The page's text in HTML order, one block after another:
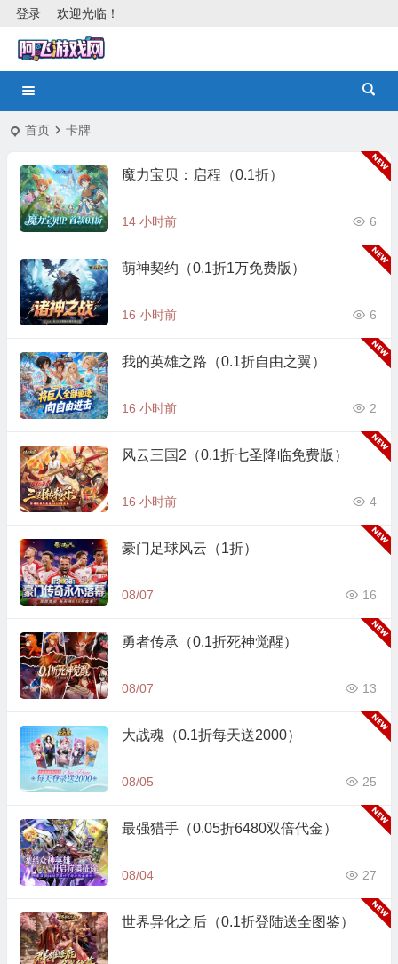
欢迎光临！
登录
首页 卡牌
魔力宝贝：启程（0.1折）
14 小时前 6
萌神契约（0.1折1万免费版）
16 小时前 6
我的英雄之路（0.1折自由之翼）
16 小时前 2
风云三国2（0.1折七圣降临免费版）
16 小时前 4
豪门足球风云（1折）
08/07 16
勇者传承（0.1折死神觉醒）
08/07 13
大战魂（0.1折每天送2000）
08/05 25
最强猎手（0.05折6480双倍代金）
08/04 27
世界异化之后（0.1折登陆送全图鉴）